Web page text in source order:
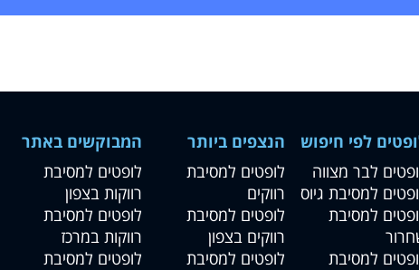
המבוקשים באתר
לופטים למסיבת
רווקות בצפון
לופטים למסיבת
רווקות במרכז
לופטים למסיבת
הנצפים ביותר
לופטים למסיבת
רווקים
לופטים למסיבת
רווקים בצפון
לופטים למסיבת
לפי חיפוש
לבר מצווה
למסיבת גיוס
למסיבת
למסיבת